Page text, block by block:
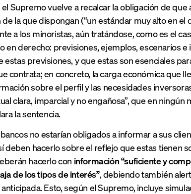
Supremo vuelve a recalcar la obligación de
la que dispongan (“un estándar muy alto en el
a los minoristas, aún tratándose, como es el
en derecho: previsiones, ejemplos, escenarios
estas previsiones, y que estas son esenciales
contrata; en concreto, la carga económica que
sobre el perfil y las necesidades
clara, imparcial y no engañosa”, que en
la sentencia.
no estarían obligados a informar a sus
deben hacerlo sobre el reflejo que estas tienen
hacerlo con información “suficiente y
de los tipos de interés”, debiendo también
Esto, según el Supremo, incluye